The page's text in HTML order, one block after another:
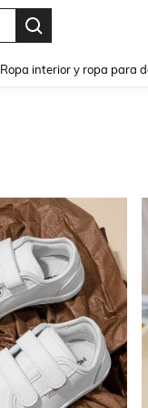
Ropa interior y ropa para